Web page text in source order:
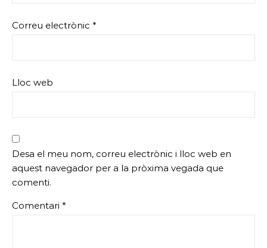
Correu electrònic *
Lloc web
Desa el meu nom, correu electrònic i lloc web en
aquest navegador per a la pròxima vegada que
comenti.
Comentari *